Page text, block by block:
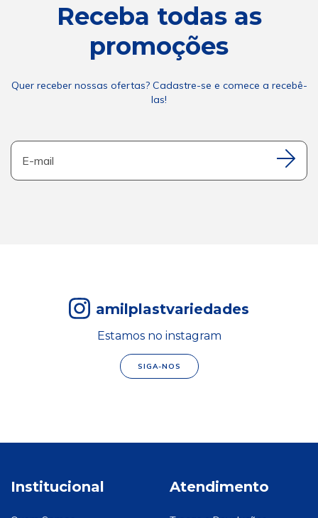
Receba todas as
promoções
Quer receber nossas ofertas? Cadastre-se e comece a recebê-
las!
amilplastvariedades
Estamos no instagram
SIGA-NOS
Institucional Atendimento